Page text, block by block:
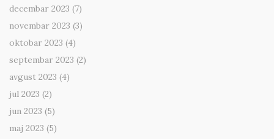
decembar 2023 (7)
novembar 2023 (3)
oktobar 2023 (4)
septembar 2023 (2)
avgust 2023 (4)
jul 2023 (2)
jun 2023 (5)
maj 2023 (5)